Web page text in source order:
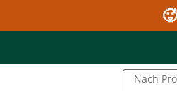
Nach